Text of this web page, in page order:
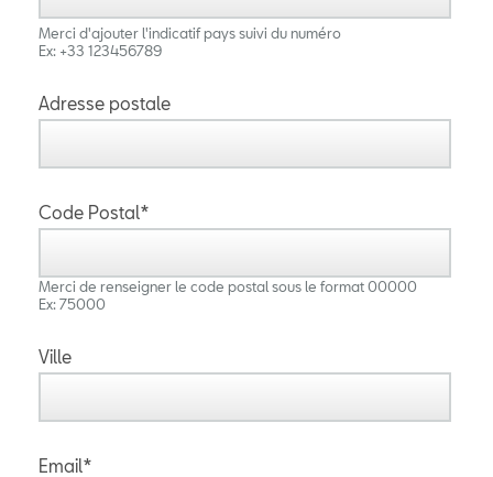
Merci d'ajouter l'indicatif pays suivi du numéro
Ex: +33 123456789
Adresse postale
Code Postal*
Merci de renseigner le code postal sous le format 00000
Ex: 75000
Ville
Email*